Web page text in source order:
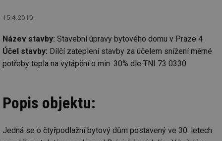
15.4.2010
Název stavby: Stavební úpravy bytového domu v Praze 4
Účel stavby: Dílčí zateplení stavby za účelem snížení měrné
potřeby tepla na vytápění o min. 30% dle TNI 73 0330
Popis objektu:
Jedná se o čtyřpodlažní bytový dům postavený ve 30. letech